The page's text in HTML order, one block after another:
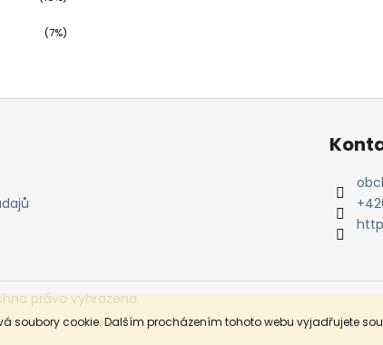
soubory cookie. Dalším procházením tohoto webu vyjadřujete
(7%)
práva vyhrazena.